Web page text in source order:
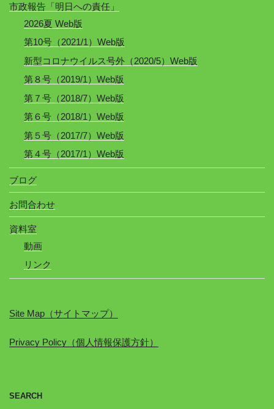
市政報告「明日への責任」
2026夏 Web版
第10号（2021/1）Web版
新型コロナウイルス号外（2020/5）Web版
第８号（2019/1）Web版
第７号（2018/7）Web版
第６号（2018/1）Web版
第５号（2017/7）Web版
第４号（2017/1）Web版
ブログ
お問合わせ
資料室
動画
リンク
Site Map（サイトマップ）
Privacy Policy（個人情報保護方針）
SEARCH